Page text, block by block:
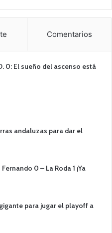
Comentarios
0: El sueño del ascenso está
andaluzas para dar el
0 – La Roda 1 ¡Ya
para jugar el playoff a